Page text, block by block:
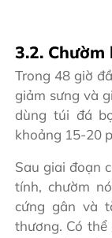
3.2.
Trong 48 giờ
giảm sưng và
dùng túi đá
khoảng 15-20
Sau giai đoạn
tính, chườm
cứng gân và
thương. Có